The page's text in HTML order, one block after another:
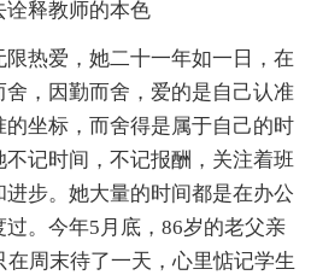
诠释教师的本色
热爱，她二十一年如一日，在
，因勤而舍，爱的是自己认准
坐标，而舍得是属于自己的时
记时间，不记报酬，关注着班
步。她大量的时间都是在办公
。今年5月底，86岁的老父亲
周末待了一天，心里惦记学生